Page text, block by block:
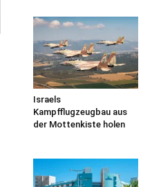
Israels
Kampfflugzeugbau aus
der Mottenkiste holen